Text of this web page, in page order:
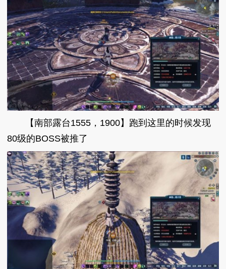
【南部露台1555，1900】跑到这里的时候发现
80级的BOSS被推了